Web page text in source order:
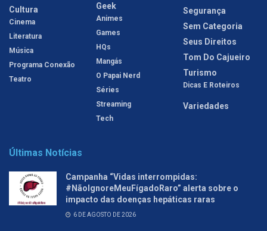
Cultura
Cinema
Literatura
Música
Programa Conexão
Teatro
Geek
Animes
Games
HQs
Mangás
O Papai Nerd
Séries
Streaming
Tech
Segurança
Sem Categoria
Seus Direitos
Tom Do Cajueiro
Turismo
Dicas E Roteiros
Variedades
Últimas Notícias
Campanha “Vidas interrompidas:
#NãoIgnoreMeuFígadoRaro” alerta sobre o
impacto das doenças hepáticas raras
6 DE AGOSTO DE 2026